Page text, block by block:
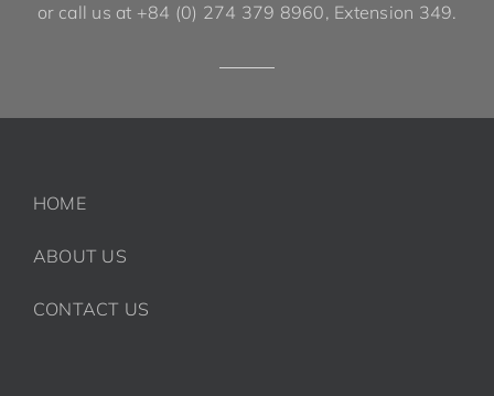
or call us at +84 (0) 274 379 8960, Extension 349.
HOME
ABOUT US
CONTACT US